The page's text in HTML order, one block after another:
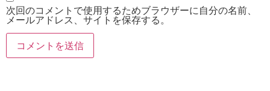
次回のコメントで使用するためブラウザーに自分の名前、
メールアドレス、サイトを保存する。